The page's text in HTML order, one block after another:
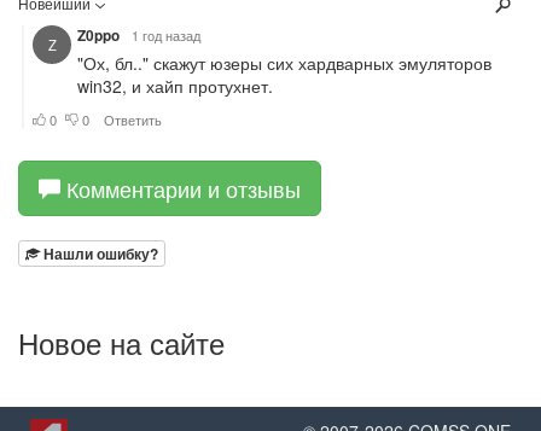
Комментарии и отзывы
Нашли ошибку?
Новое на сайте